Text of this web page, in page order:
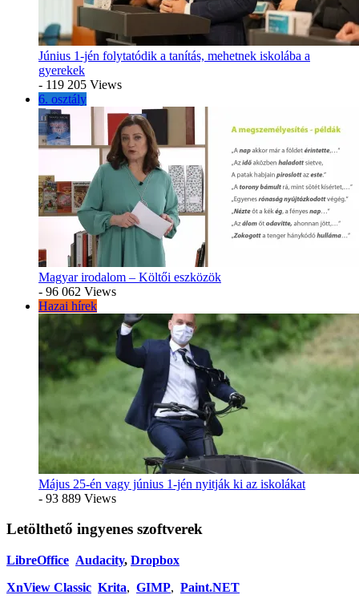
Június 1-jén folytatódik a tanítás, mehetnek iskolába a
gyerekek
- 119 205 Views
6. osztály
Magyar irodalom – Költői eszközök
- 96 062 Views
Hazai hírek
Május 25-én vagy június 1-jén nyitják ki az iskolákat
- 93 889 Views
Letölthető ingyenes szoftverek
LibreOffice Audacity, Dropbox
XnView Classic Krita, GIMP, Paint.NET